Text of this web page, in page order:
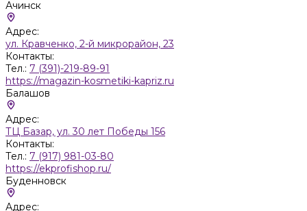
Ачинск
Адрес:
ул. Кравченко, 2-й микрорайон, 23
Контакты:
Тел.: 7 (391)-219-89-91
https://magazin-kosmetiki-kapriz.ru
Балашов
Адрес:
ТЦ Базар, ул. 30 лет Победы 156
Контакты:
Тел.: 7 (917) 981-03-80
https://ekprofishop.ru/
Буденновск
Адрес: